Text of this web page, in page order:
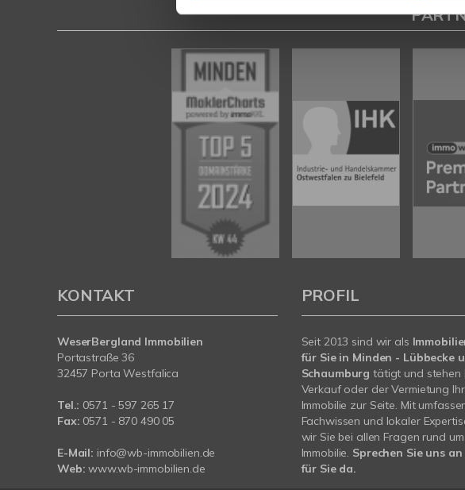
KONTAKT
WeserBergland Immobilien
Portastraße 36
32457 Porta Westfalica
Tel.: 0571 - 597 265 17
Fax: 0571 - 870 490 05
E-Mail: info@wb-immobilien.de
Web: www.wb-immobilien.de
PROFIL
Seit 2013 sind wir als
für Sie in Minden - Lübbecke
Schaumburgtätigt und stehen
Verkauf oder der Vermietung
Immobilie zur Seite. Mit
Fachwissen und lokaler
wir Sie bei allen Fragen rund
Immobilie. Sprechen Sie uns
für Sie da.